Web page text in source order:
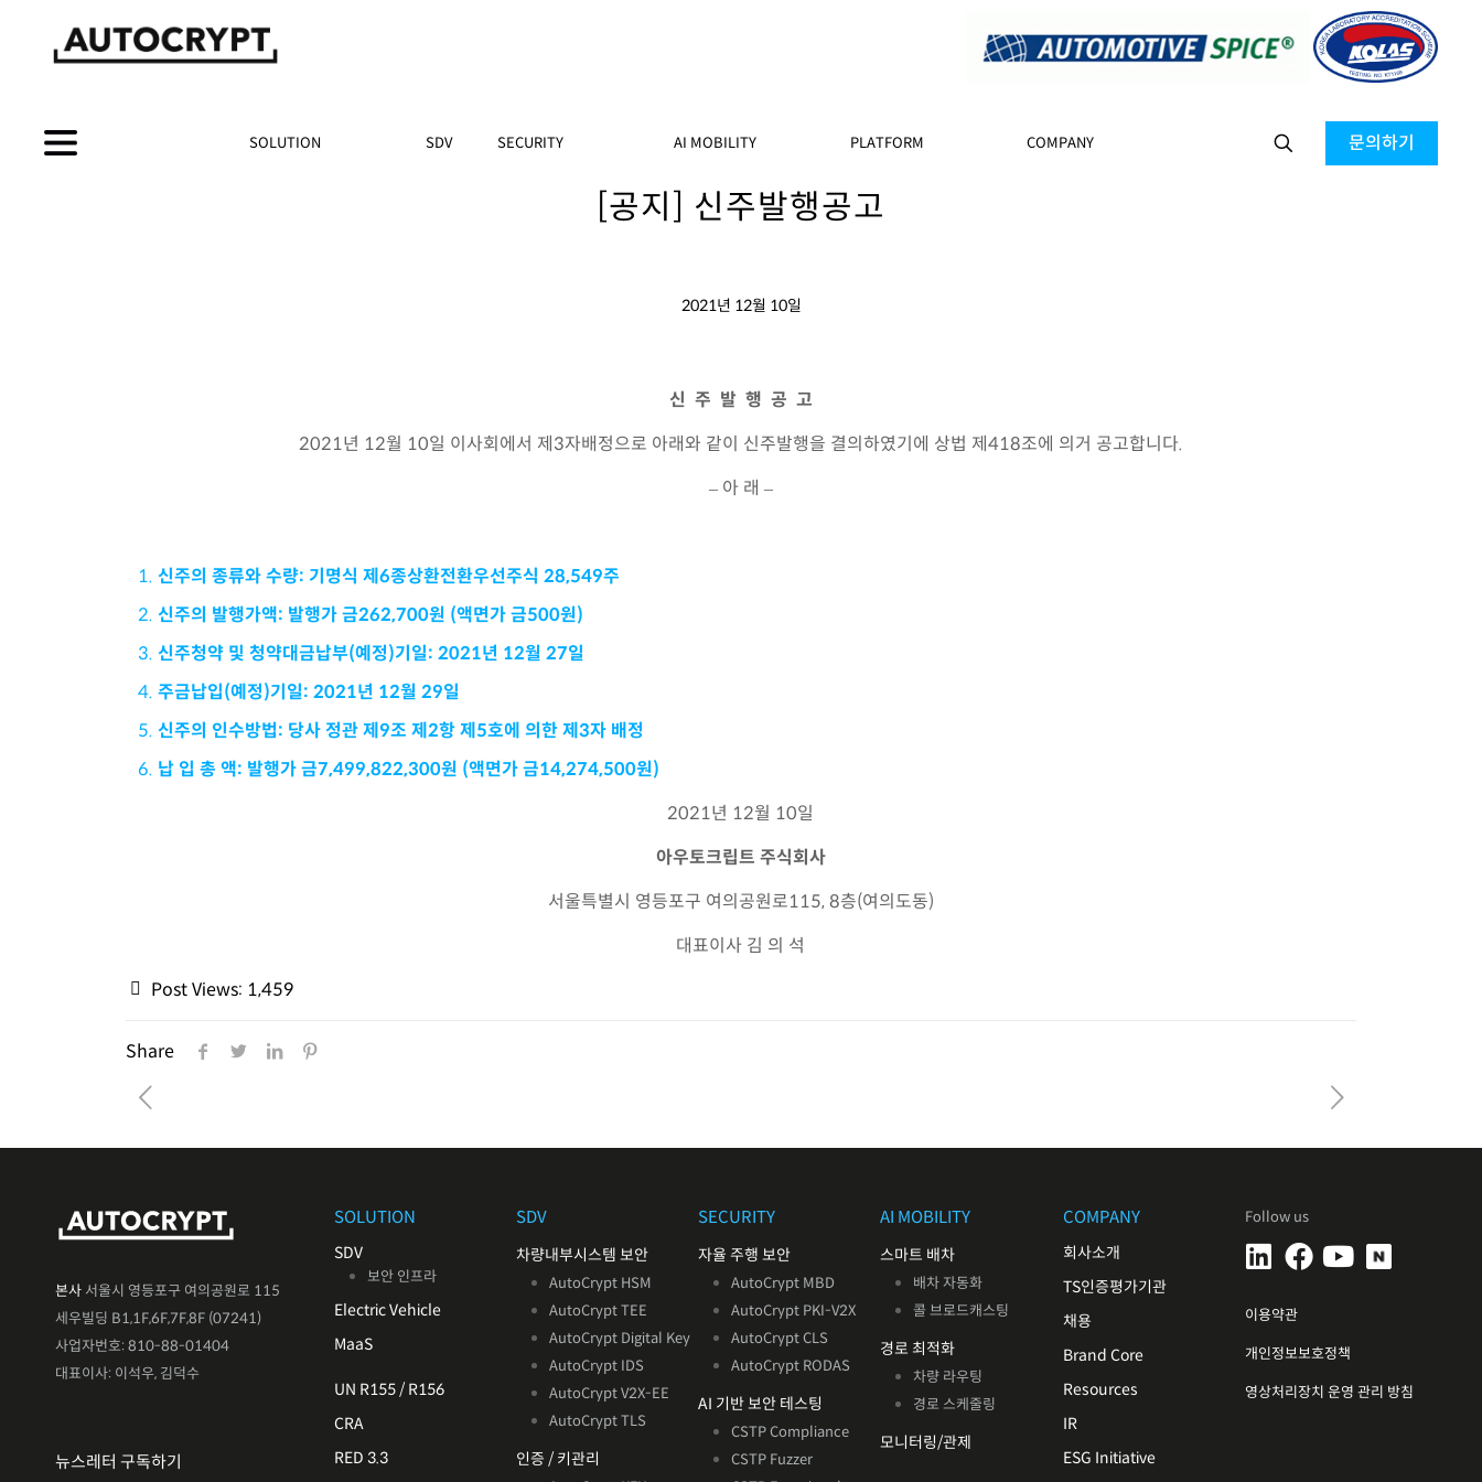
SOLUTION SDV SECURITY AI MOBILITY PLATFORM COMPANY 문의하기
[공지] 신주발행공고
2021년 12월 10일
신 주 발 행 공 고
2021년 12월 10일 이사회에서 제3자배정으로 아래와 같이 신주발행을 결의하였기에 상법 제418조에 의거 공고합니다.
– 아 래 –
신주의 종류와 수량: 기명식제6종상환전환우선주식 28,549주
신주의 발행가액: 발행가 금262,700원 (액면가 금500원)
신주청약 및 청약대금납부(예정)기일: 2021년 12월27일
주금납입(예정)기일: 2021년 12월29일
신주의 인수방법: 당사 정관 제9조 제2항 제 5호에 의한 제3자 배정
납 입 총 액: 발행가 금7,499,822,300원 (액면가 금14,274,500원)
2021년 12월 10일
아우토크립트 주식회사
서울특별시 영등포구 여의공원로115, 8층(여의도동)
대표이사 김 의 석
Post Views: 1,459
Share
본사 서울시 영등포구 여의공원로 115
세우빌딩 B1,1F,6F,7F,8F (07241)
사업자번호: 810-88-01404
대표이사: 이석우, 김덕수
뉴스레터 구독하기
SOLUTION
SDV
보안 인프라
Electric Vehicle
MaaS
UN R155 / R156
CRA
RED 3.3
SDV
차량내부시스템 보안
AutoCrypt HSM
AutoCrypt TEE
AutoCrypt Digital Key
AutoCrypt IDS
AutoCrypt V2X-EE
AutoCrypt TLS
인증 / 키관리
SECURITY
자율 주행 보안
AutoCrypt MBD
AutoCrypt PKI-V2X
AutoCrypt CLS
AutoCrypt RODAS
AI 기반보안 테스팅
CSTP Compliance
CSTP Fuzzer
AI MOBILITY
스마트 배차
배차 자동화
콜 브로드캐스팅
경로 최적화
차량 라우팅
경로 스케줄링
모니터링/관제
COMPANY
회사소개
TS인증평가기관
채용
Brand Core
Resources
IR
ESG Initiative
Follow us
이용약관
개인정보보호정책
영상처리장치 운영 관리 방침